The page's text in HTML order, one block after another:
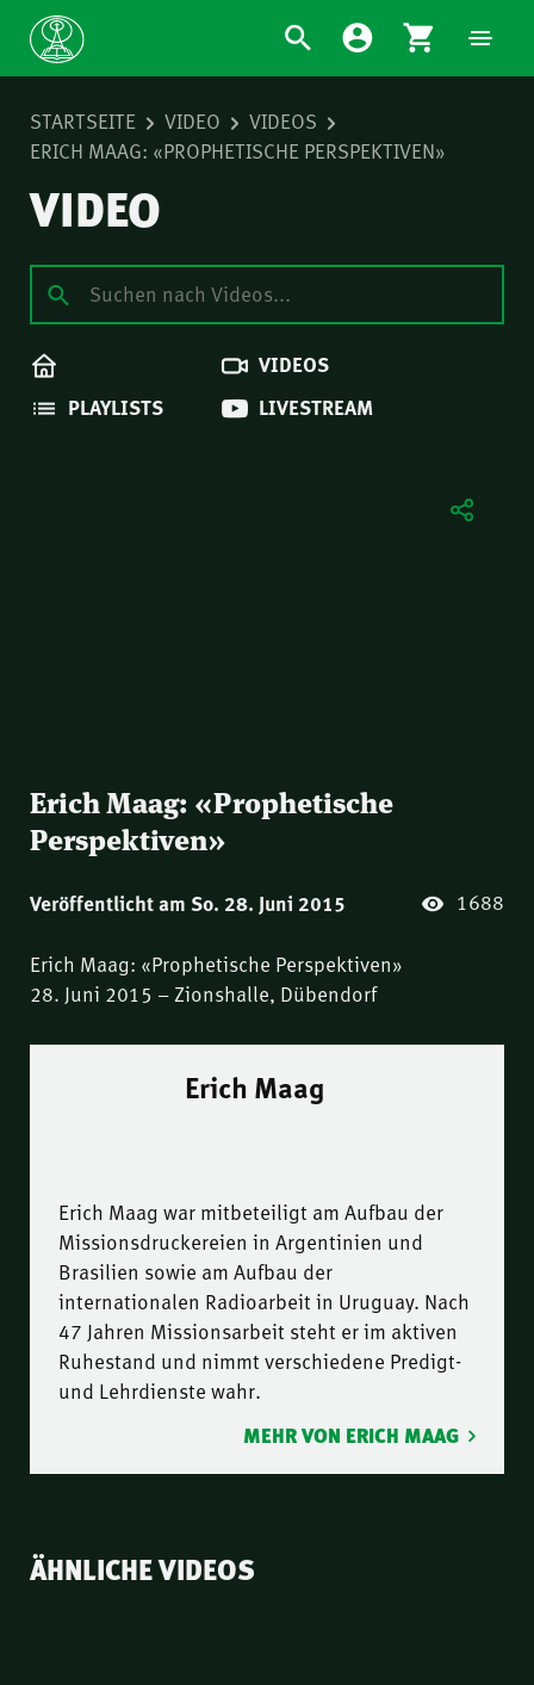
STARTSEITE VIDEO
VIDEOS
ERICH MAAG: «PROPHETISCHE PERSPEKTIVEN»
VIDEO
VIDEOS
PLAYLISTS
LIVESTREAM
Erich Maag: «Prophetische
Perspektiven»
Veröffentlicht am So. 28. Juni 2015 1688
Erich Maag: «Prophetische Perspektiven»
28. Juni 2015 – Zionshalle, Dübendorf
Erich Maag
Erich Maag war mitbeteiligt am Aufbau der
Missionsdruckereien in Argentinien und
Brasilien sowie am Aufbau der
internationalen Radioarbeit in Uruguay. Nach
47 Jahren Missionsarbeit steht er im aktiven
Ruhestand und nimmt verschiedene Predigt-
und Lehrdienste wahr.
MEHR VON ERICH MAAG
ÄHNLICHE VIDEOS